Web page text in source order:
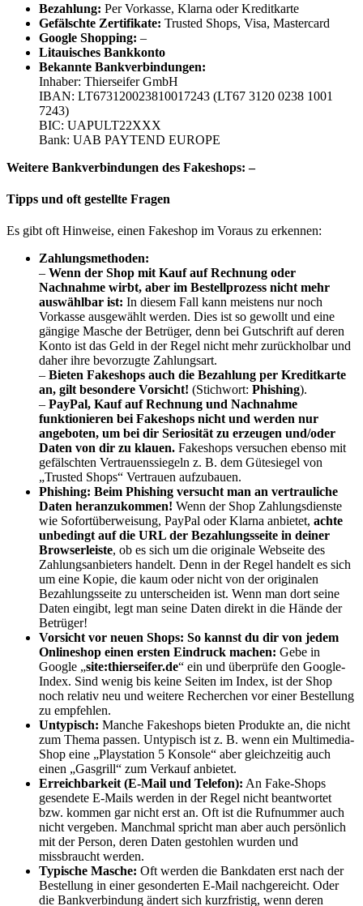
Bezahlung: Per Vorkasse, Klarna oder Kreditkarte
Gefälschte Zertifikate: Trusted Shops, Visa, Mastercard
Google Shopping: –
Litauisches Bankkonto
Bekannte Bankverbindungen:
Inhaber: Thierseifer GmbH
IBAN: LT673120023810017243 (LT67 3120 0238 1001
7243)
BIC: UAPULT22XXX
Bank: UAB PAYTEND EUROPE
Weitere Bankverbindungen des Fakeshops: –
Tipps und oft gestellte Fragen
Es gibt oft Hinweise, einen Fakeshop im Voraus zu erkennen:
Zahlungsmethoden:
– Wenn der Shop mit Kauf auf Rechnung oder
Nachnahme wirbt, aber im Bestellprozess nicht mehr
auswählbar ist: In diesem Fall kann meistens nur noch
Vorkasse ausgewählt werden. Dies ist so gewollt und eine
gängige Masche der Betrüger, denn bei Gutschrift auf deren
Konto ist das Geld in der Regel nicht mehr zurückholbar und
daher ihre bevorzugte Zahlungsart.
– Bieten Fakeshops auch die Bezahlung per Kreditkarte
an, gilt besondere Vorsicht! (Stichwort: Phishing).
– PayPal, Kauf auf Rechnung und Nachnahme
funktionieren bei Fakeshops nicht und werden nur
angeboten, um bei dir Seriosität zu erzeugen und/oder
Daten von dir zu klauen. Fakeshops versuchen ebenso mit
gefälschten Vertrauenssiegeln z. B. dem Gütesiegel von
„Trusted Shops“ Vertrauen aufzubauen.
Phishing: Beim Phishing versucht man an vertrauliche
Daten heranzukommen! Wenn der Shop Zahlungsdienste
wie Sofortüberweisung, PayPal oder Klarna anbietet, achte
unbedingt auf die URL der Bezahlungsseite in deiner
Browserleiste, ob es sich um die originale Webseite des
Zahlungsanbieters handelt. Denn in der Regel handelt es sich
um eine Kopie, die kaum oder nicht von der originalen
Bezahlungsseite zu unterscheiden ist. Wenn man dort seine
Daten eingibt, legt man seine Daten direkt in die Hände der
Betrüger!
Vorsicht vor neuen Shops: So kannst du dir von jedem
Onlineshop einen ersten Eindruck machen: Gebe in
Google „site:thierseifer.de“ ein und überprüfe den Google-
Index. Sind wenig bis keine Seiten im Index, ist der Shop
noch relativ neu und weitere Recherchen vor einer Bestellung
zu empfehlen.
Untypisch: Manche Fakeshops bieten Produkte an, die nicht
zum Thema passen. Untypisch ist z. B. wenn ein Multimedia-
Shop eine „Playstation 5 Konsole“ aber gleichzeitig auch
einen „Gasgrill“ zum Verkauf anbietet.
Erreichbarkeit (E-Mail und Telefon): An Fake-Shops
gesendete E-Mails werden in der Regel nicht beantwortet
bzw. kommen gar nicht erst an. Oft ist die Rufnummer auch
nicht vergeben. Manchmal spricht man aber auch persönlich
mit der Person, deren Daten gestohlen wurden und
missbraucht werden.
Typische Masche: Oft werden die Bankdaten erst nach der
Bestellung in einer gesonderten E-Mail nachgereicht. Oder
die Bankverbindung ändert sich kurzfristig, wenn deren